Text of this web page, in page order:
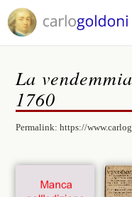
La
1760
Permalink:https://